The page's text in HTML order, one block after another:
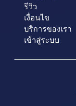
รีวิว
เงื่อนไข
บริการของเรา
เข้าสู่ระบบ